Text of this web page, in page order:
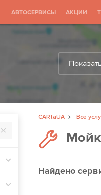
АВТОСЕРВИСЫ АКЦИИ
CARtaUA Все
Найдено